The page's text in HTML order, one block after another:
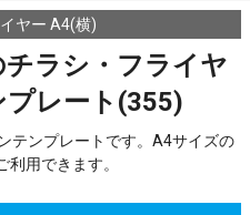
ヤー A4(横)
ラシ・フライヤ
レート(355)
テンプレートです。A4サイズの
用できます。